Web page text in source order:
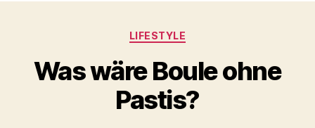
Kategorien
LIFESTYLE
Was wäre Boule ohne
Pastis?